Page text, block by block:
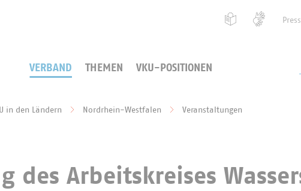
VERBAND THEMEN VKU-POSITIONEN
in den Ländern Nordrhein-Westfalen Veranstaltungen
des Arbeitskreises